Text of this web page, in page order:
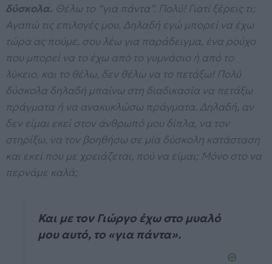
δύσκολα. Θέλω το “για πάντα”. Πολύ! Γιατί ξέρεις τι;
Αγαπώ τις επιλογές μου. Δηλαδή εγώ μπορεί να έχω
τώρα ας πούμε, σου λέω για παράδειγμα, ένα ρούχο
που μπορεί να το έχω από το γυμνάσιο ή από το
λύκειο, και το θέλω, δεν θέλω να το πετάξω! Πολύ
δύσκολα δηλαδή μπαίνω στη διαδικασία να πετάξω
πράγματα ή να ανακυκλώσω πράγματα. Δηλαδή, αν
δεν είμαι εκεί στον άνθρωπό μου δίπλα, να τον
στηρίξω, να τον βοηθήσω σε μία δύσκολη κατάσταση
και εκεί που με χρειάζεται, πού να είμαι; Μόνο στο να
περνάμε καλά;
Και με τον Γιώργο έχω στο μυαλό
μου αυτό, το «για πάντα».